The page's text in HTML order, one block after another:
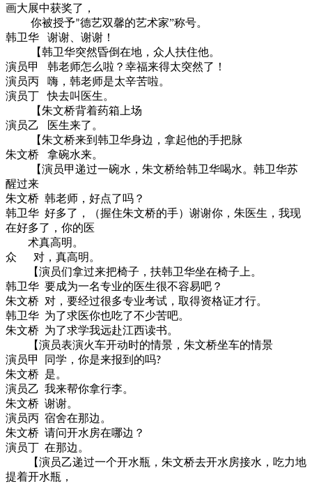
画大展中获奖了，
你被授予”德艺双馨的艺术家”称号。
韩卫华 谢谢、谢谢！
【韩卫华突然昏倒在地，众人扶住他。
演员甲 韩老师怎么啦？幸福来得太突然了！
演员丙 嗨，韩老师是太辛苦啦。
演员丁 快去叫医生。
【朱文桥背着药箱上场
演员乙 医生来了。
【朱文桥来到韩卫华身边，拿起他的手把脉
朱文桥 拿碗水来。
【演员甲递过一碗水，朱文桥给韩卫华喝水。韩卫华苏
醒过来
朱文桥 韩老师，好点了吗？
韩卫华 好多了，（握住朱文桥的手）谢谢你，朱医生，我现
在好多了，你的医
术真高明。
众 对，真高明。
【演员们拿过来把椅子，扶韩卫华坐在椅子上。
韩卫华 要成为一名专业的医生很不容易吧？
朱文桥 对，要经过很多专业考试，取得资格证才行。
韩卫华 为了求医你也吃了不少苦吧。
朱文桥 为了求学我远赴江西读书。
【演员表演火车开动时的情景，朱文桥坐车的情景
演员甲 同学，你是来报到的吗?
朱文桥 是。
演员乙 我来帮你拿行李。
朱文桥 谢谢。
演员丙 宿舍在那边。
朱文桥 请问开水房在哪边？
演员丁 在那边。
【演员乙递过一个开水瓶，朱文桥去开水房接水，吃力地
提着开水瓶，